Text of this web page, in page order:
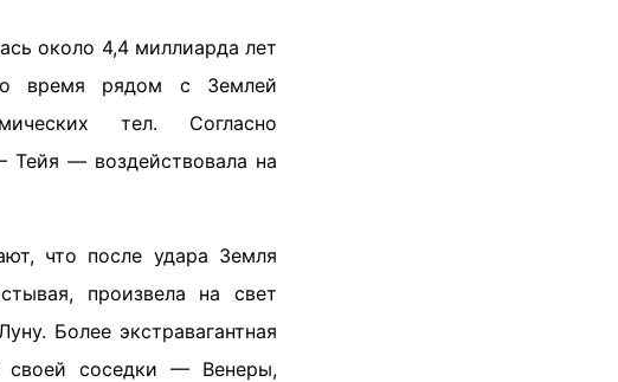
около 4,4 миллиарда лет
время рядом с Землей
тел. Согласно
Тейя — воздействовала на
что после удара Земля
произвела на свет
Более экстравагантная
своей соседки — Венеры,